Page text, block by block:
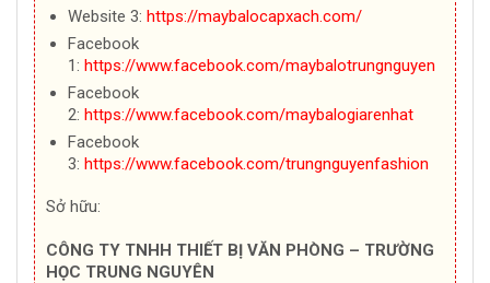
Website 3: https://maybalocapxach.com/
Facebook
1: https://www.facebook.com/maybalotrungnguyen
Facebook
2: https://www.facebook.com/maybalogiarenhat
Facebook
3: https://www.facebook.com/trungnguyenfashion
Sở hữu:
CÔNG TY TNHH THIẾT BỊ VĂN PHÒNG – TRƯỜNG
HỌC TRUNG NGUYÊN